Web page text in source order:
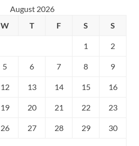
August 2026
W T F S S
1 2
5 6 7 8 9
12 13 14 15 16
19 20 21 22 23
26 27 28 29 30